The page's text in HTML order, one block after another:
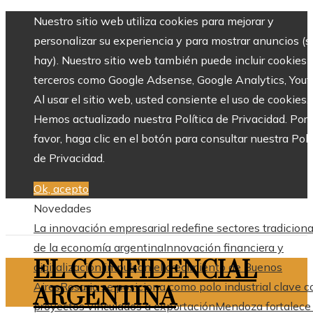
Nuestro sitio web utiliza cookies para mejorar y
personalizar su experiencia y para mostrar anuncios
hay). Nuestro sitio web también puede incluir cookies
terceros como Google Adsense, Google Analytics,
Al usar el sitio web, usted consiente el uso de cookies.
Hemos actualizado nuestra Política de Privacidad. Por
favor, haga clic en el botón para consultar nuestra
de Privacidad.
Ok, acepto
Novedades
La innovación empresarial redefine sectores
de la economía argentinaInnovación financiera y
digitalización impulsan el crecimiento de Buenos
AiresRosario se posiciona como polo industrial clave
proyectos vinculados a exportaciónMendoza fortalece
EL CONFIDENCIAL
ARGENTINA